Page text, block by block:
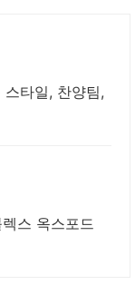
타일, 찬양팀,
스 옥스포드